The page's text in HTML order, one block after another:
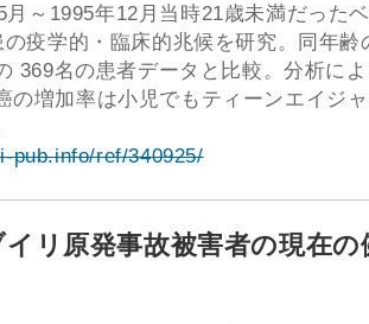
月～1995年12月当時21歳未満だった
の疫学的・臨床的兆候を研究。同年齢
369名の患者データと比較。分析に
の増加率は小児でもティーンエイジ
ref/340925/
リ原発事故被害者の現在の